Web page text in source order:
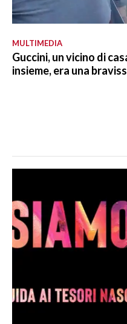
MULTIMEDIA
Guccini, un vicino di
insieme, era una